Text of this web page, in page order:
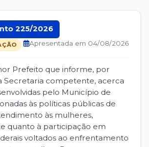
225/2026
Apresentada em 04/08/2026
Prefeito que informe, por
Secretaria competente, acerca
pelo Município de
às políticas públicas de
às mulheres,
quanto à participação em
voltados ao enfrentamento